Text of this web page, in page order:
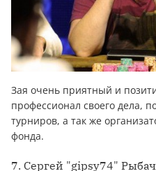
Зая очень приятный и
профессионал своего дела,
турниров, а так же
фонда.
7. Сергей "gipsy74"